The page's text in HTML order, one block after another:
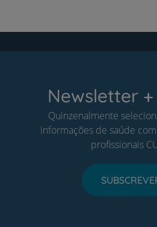
Newsletter
Quinzenalmente
informações de saúde
profissionais